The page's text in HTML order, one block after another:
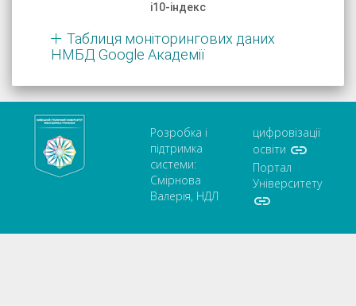
і10-індекс
Таблиця моніторингових даних
НМБД Google Академії
Розробка і
підтримка
системи:
Смірнова
Валерія, НДЛ
цифровізації
освіти 
Портал
Університету
